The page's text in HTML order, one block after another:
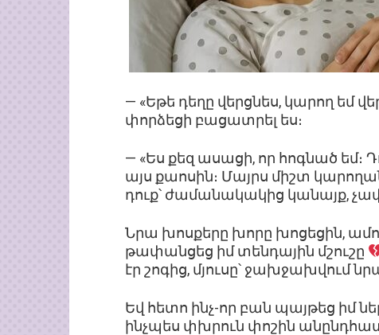
— «Եթե դեղը վերցնես, կարող եմ
փորձեցի բացատրել ես։
— «Ես քեզ ասացի, որ հոգնած եմ։
այս քաոսին։ Մայրս միշտ
դուք՝ ժամանակակից կանայք,
Նրա խոսքերը խորը խոցեցին,
թափանցեց իմ տենդային մշուշը
էր շոգից, մյուսը՝ ջախջախվում
Եվ հետո ինչ-որ բան պայթեց իմ
ինչպես փխրուն փոշին